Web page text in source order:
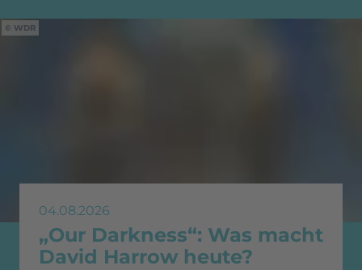
WDR
04.08.2026
„Our Darkness“: Was macht
David Harrow heute?